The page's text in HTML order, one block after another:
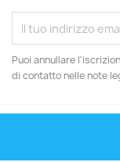
Puoi annullare
di contatto nelle note